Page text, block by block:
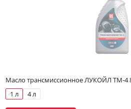
Масло трансмиссионное ЛУКОЙЛ ТМ-4
1 л
4 л